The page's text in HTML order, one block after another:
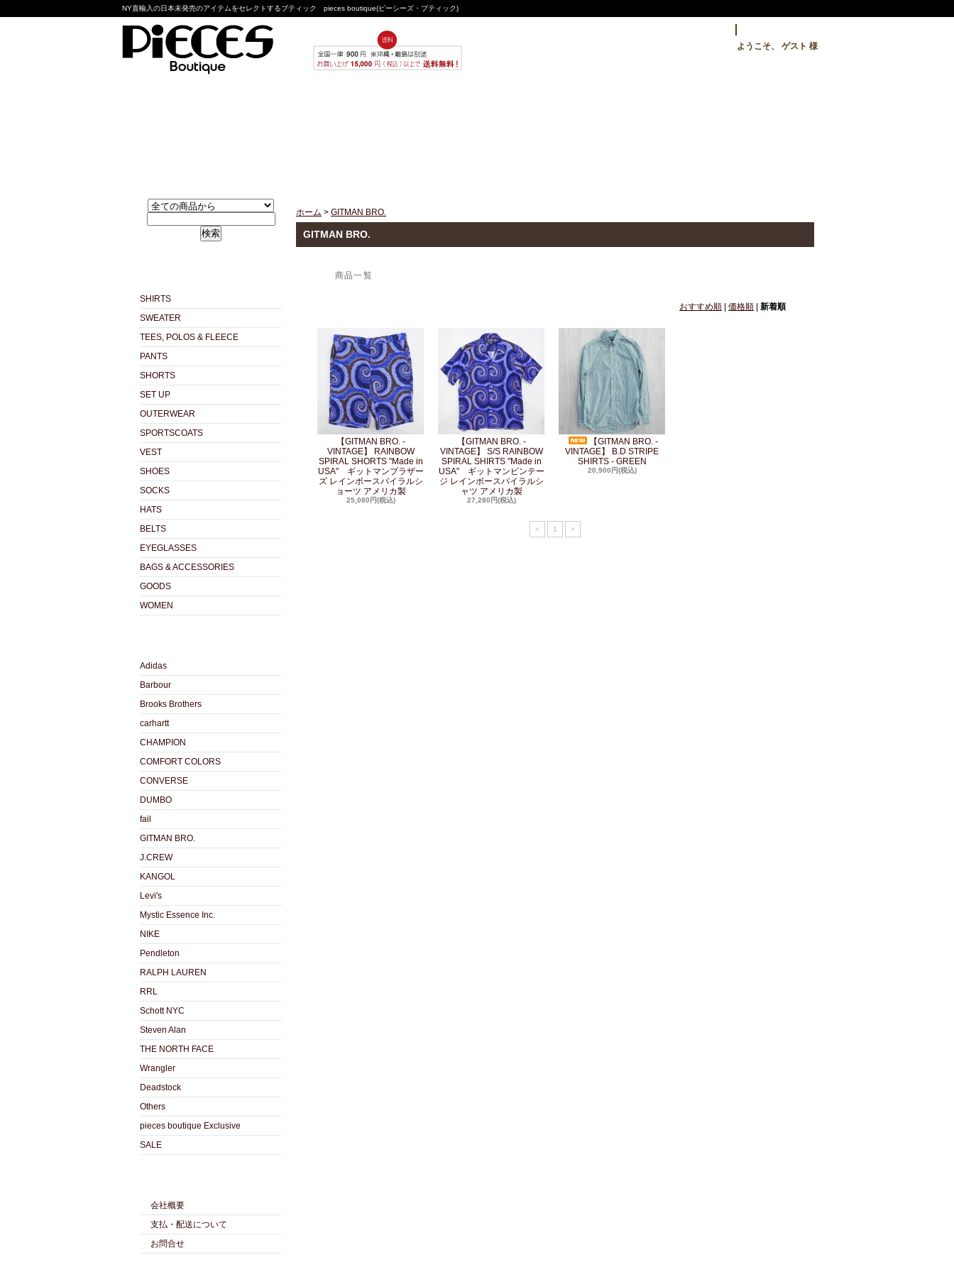
NY直輸入の日本未発売のアイテムをセレクトするブティック pieces boutique(ピーシーズ・ブティック)
ようこそ、 ゲスト 様
検索
SHIRTS
SWEATER
TEES, POLOS & FLEECE
PANTS
SHORTS
SET UP
OUTERWEAR
SPORTSCOATS
VEST
SHOES
SOCKS
HATS
BELTS
EYEGLASSES
BAGS & ACCESSORIES
GOODS
WOMEN
Adidas
Barbour
Brooks Brothers
carhartt
CHAMPION
COMFORT COLORS
CONVERSE
DUMBO
fail
GITMAN BRO.
J.CREW
KANGOL
Levi's
Mystic Essence Inc.
NIKE
Pendleton
RALPH LAUREN
RRL
Schott NYC
Steven Alan
THE NORTH FACE
Wrangler
Deadstock
Others
pieces boutique Exclusive
SALE
会社概要
支払・配送について
お問合せ
ホーム > GITMAN BRO.
GITMAN BRO.
商品一覧
おすすめ順 価格順 新着順
【GITMAN BRO. -
VINTAGE】 RAINBOW
SPIRAL SHORTS "Made in
USA" ギットマンブラザー
ズ レインボースパイラルシ
ョーツ アメリカ製
25,080円(税込)
【GITMAN BRO. -
VINTAGE】 S/S RAINBOW
SPIRAL SHIRTS "Made in
USA" ギットマンビンテー
ジ レインボースパイラルシ
ャツ アメリカ製
27,280円(税込)
【GITMAN BRO. -
VINTAGE】 B.D STRIPE
SHIRTS - GREEN
20,900円(税込)
< 1 >